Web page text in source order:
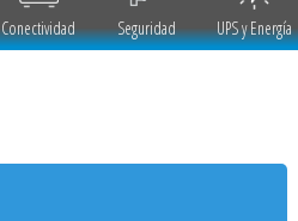
Conectividad Seguridad UPS y Energía